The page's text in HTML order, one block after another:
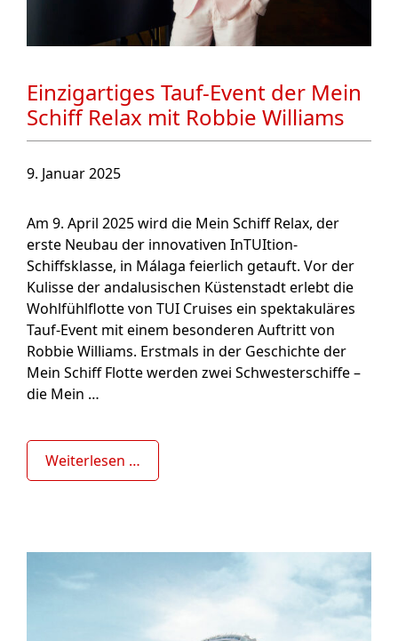
Einzigartiges Tauf-Event der Mein
Schiff Relax mit Robbie Williams
9. Januar 2025
Am 9. April 2025 wird die Mein Schiff Relax, der
erste Neubau der innovativen InTUItion-
Schiffsklasse, in Málaga feierlich getauft. Vor der
Kulisse der andalusischen Küstenstadt erlebt die
Wohlfühlflotte von TUI Cruises ein spektakuläres
Tauf-Event mit einem besonderen Auftritt von
Robbie Williams. Erstmals in der Geschichte der
Mein Schiff Flotte werden zwei Schwesterschiffe –
die Mein …
Weiterlesen …